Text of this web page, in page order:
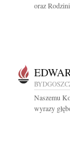
oraz
Naszemu
wyrazy